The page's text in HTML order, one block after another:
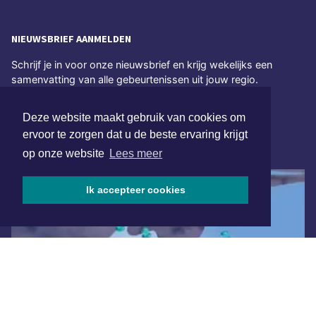
Deze website maakt gebruik van cookies om
ervoor te zorgen dat u de beste ervaring krijgt
op onze website Lees meer
Ik accepteer cookies
NIEUWSBRIEF AANMELDEN
Schrijf je in voor onze nieuwsbrief en krijg wekelijks een
samenvatting van alle gebeurtenissen uit jouw regio.
Aanmelden
ONLINE DAGBLADEN